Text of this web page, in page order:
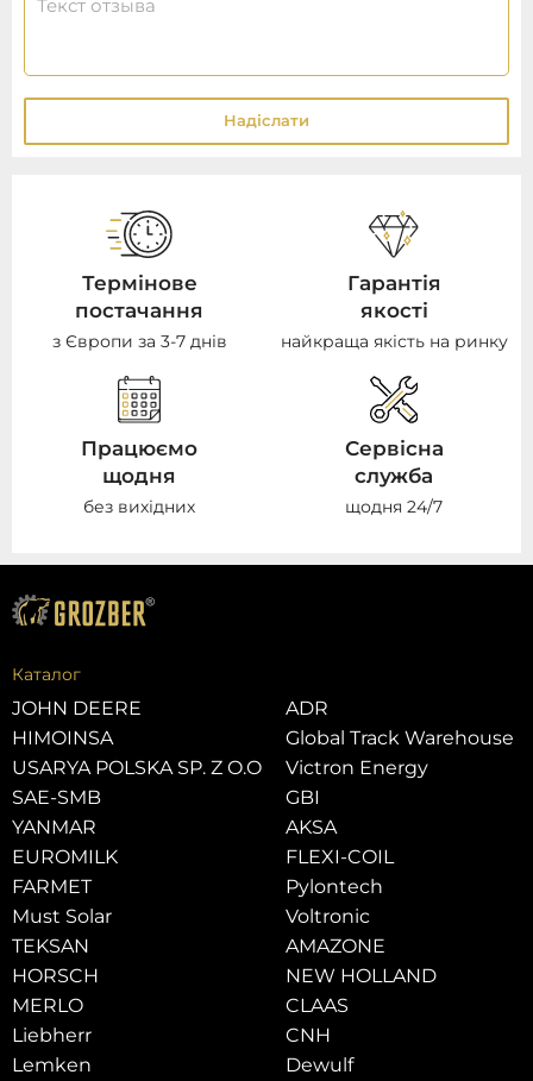
Надіслати
Термінове
постачання
з Європи за 3-7 днів
Гарантія
якості
найкраща якість на ринку
Працюємо
щодня
без вихідних
Сервісна
служба
щодня 24/7
Каталог
JOHN DEERE
HIMOINSA
USARYA POLSKA SP. Z O.O
SAE-SMB
YANMAR
EUROMILK
FARMET
Must Solar
TEKSAN
HORSCH
MERLO
Liebherr
Lemken
ADR
Global Track Warehouse
Victron Energy
GBI
AKSA
FLEXI-COIL
Pylontech
Voltronic
AMAZONE
NEW HOLLAND
CLAAS
CNH
Dewulf